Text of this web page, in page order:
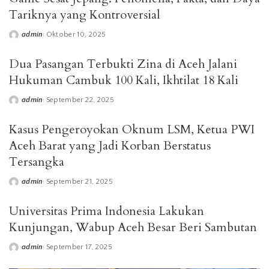
Tariknya yang Kontroversial
Posted
admin Oktober 10, 2025
Dua Pasangan Terbukti Zina di Aceh Jalani
Hukuman Cambuk 100 Kali, Ikhtilat 18 Kali
Posted
admin September 22, 2025
Kasus Pengeroyokan Oknum LSM, Ketua PWI
Aceh Barat yang Jadi Korban Berstatus
Tersangka
Posted
admin September 21, 2025
Universitas Prima Indonesia Lakukan
Kunjungan, Wabup Aceh Besar Beri Sambutan
Posted
admin September 17, 2025